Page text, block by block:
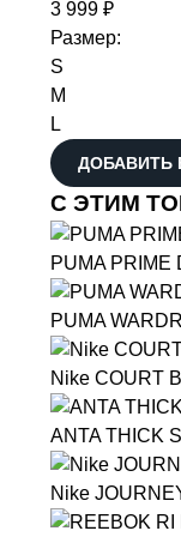
3 999 ₽
Размер:
S
M
L
ДОБАВИТЬ
С ЭТИМ
PUMA PRIME
PUMA
Nike COURT
ANTA THICK
Nike